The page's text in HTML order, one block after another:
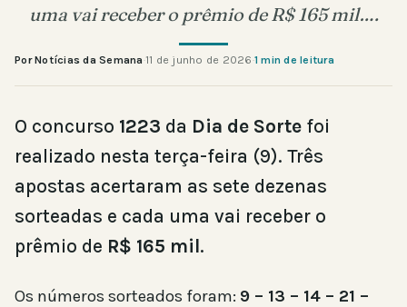
uma vai receber o prêmio de R$ 165 mil….
Por Notícias da Semana·11 de junho de 2026·1 min de leitura
O concurso 1223 da Dia de Sorte foi
realizado nesta terça-feira (9). Três
apostas acertaram as sete dezenas
sorteadas e cada uma vai receber o
prêmio de R$ 165 mil.
Os números sorteados foram: 9 – 13 – 14 – 21 –